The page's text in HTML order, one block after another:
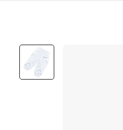
Hoppa
till
slutet